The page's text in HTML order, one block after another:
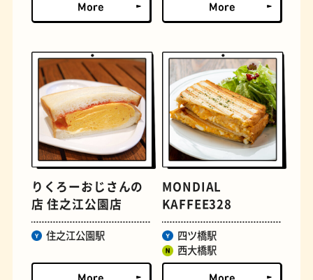
定食 おいもスイーツ
りくろーおじさんの
店 住之江公園店
住之江公園駅
MONDIAL
KAFFEE328
四ツ橋駅
西大橋駅